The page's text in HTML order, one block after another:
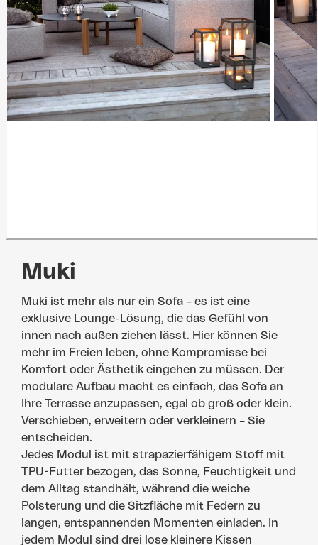
Muki
Muki ist mehr als nur ein Sofa – es ist eine
exklusive Lounge-Lösung, die das Gefühl von
innen nach außen ziehen lässt. Hier können Sie
mehr im Freien leben, ohne Kompromisse bei
Komfort oder Ästhetik eingehen zu müssen. Der
modulare Aufbau macht es einfach, das Sofa an
Ihre Terrasse anzupassen, egal ob groß oder klein.
Verschieben, erweitern oder verkleinern – Sie
entscheiden.
Jedes Modul ist mit strapazierfähigem Stoff mit
TPU-Futter bezogen, das Sonne, Feuchtigkeit und
dem Alltag standhält, während die weiche
Polsterung und die Sitzfläche mit Federn zu
langen, entspannenden Momenten einladen. In
jedem Modul sind drei lose kleinere Kissen